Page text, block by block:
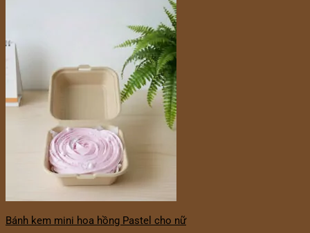
Bánh kem mini hoa hồng Pastel cho nữ